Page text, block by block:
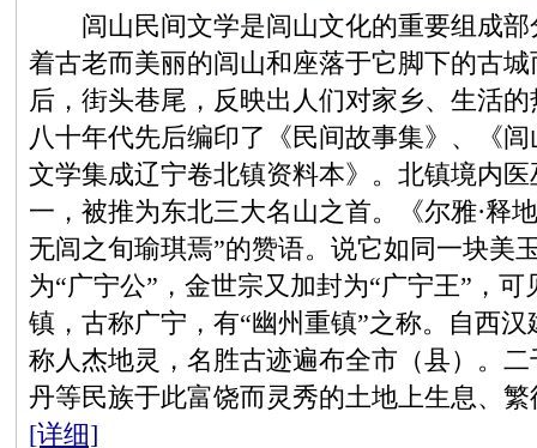
闾山民间文学是闾山文化的重要组成部
着古老而美丽的闾山和座落于它脚下的古
后，街头巷尾，反映出人们对家乡、生活
八十年代先后编印了《民间故事集》、《
文学集成辽宁卷北镇资料本》。北镇境内
一，被推为东北三大名山之首。《尔雅·释
无闾之旬瑜琪焉”的赞语。说它如同一块美
为“广宁公”，金世宗又加封为“广宁王”，
镇，古称广宁，有“幽州重镇”之称。自西
称人杰地灵，名胜古迹遍布全市（县）。
丹等民族于此富饶而灵秀的土地上生息、
[详细]